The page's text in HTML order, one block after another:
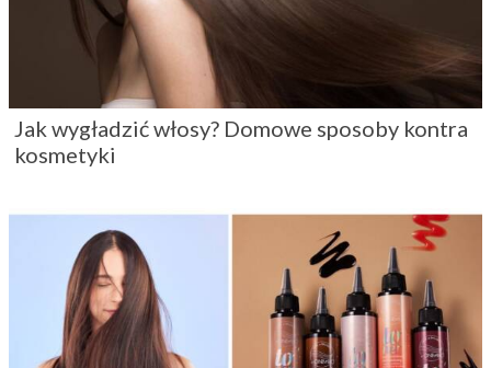
Jak wygładzić włosy? Domowe sposoby kontra
kosmetyki